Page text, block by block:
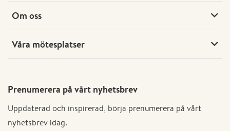
Om oss
Våra mötesplatser
Prenumerera på vårt nyhetsbrev
Uppdaterad och inspirerad, börja prenumerera på vårt
nyhetsbrev idag.